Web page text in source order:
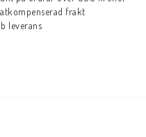
frakt
leverans